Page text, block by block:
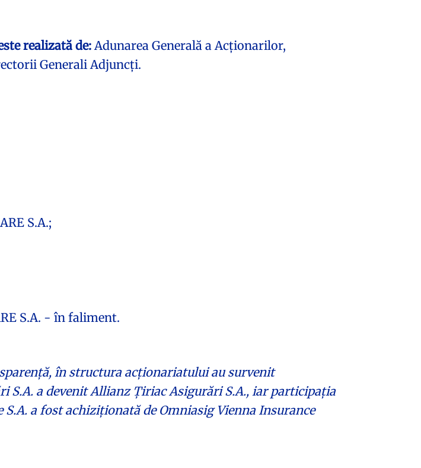
realizată de:Adunarea Generală a Acționarilor,
Generali Adjuncți.
S.A.;
S.A. - în faliment.
în structura acționariatului au survenit
a devenit Allianz Țiriac Asigurări S.A., iar participația
a fost achiziționată de Omniasig Vienna Insurance